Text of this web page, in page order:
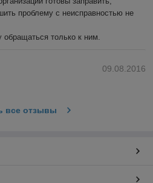
проблему с неисправностью не
только к ним.
09.08.2016
все отзывы